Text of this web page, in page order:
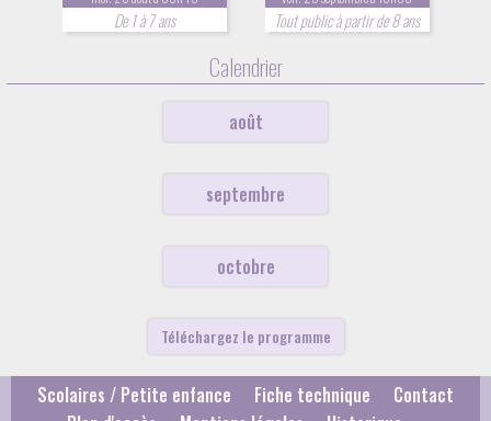
De 1 à 7 ans Tout public à partir de 8 ans
Calendrier
août
septembre
octobre
Téléchargez le programme
Scolaires / Petite enfance Fiche technique
Contact